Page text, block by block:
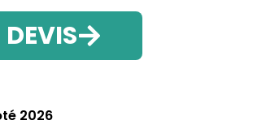
2026